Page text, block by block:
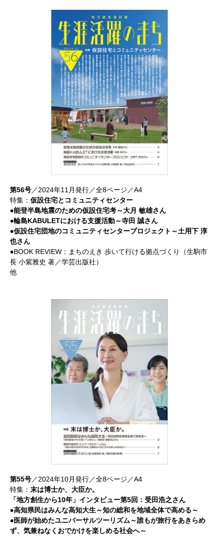
第56号／2024年11月発行／全8ページ／A4
特集： 仮設住宅とコミュニティセンター
●能登半島地震のための仮設住宅考～大月 敏雄さん
●輪島KABULETにおける支援活動～寺田 誠さん
●仮設住宅団地のコミュニティセンタープロジェクト～土用下 淳
也さん
●BOOK REVIEW：まちのえき 歩いて行ける拠点づくり（生駒市
長 小紫雅史 著／学芸出版社）
他
第55号／2024年10月発行／全8ページ／A4
特集： 末は博士か、大臣か。
「地方創生から10年」インタビュー第5回：受田浩之さん
●高知県民はみんな高知大生～知の総和を地域全体で高める～
●医師が始めたユニバーサルツーリズム～誰もが旅行をあきらめ
ず、気兼ねなくおでかけを楽しめる社会へ～